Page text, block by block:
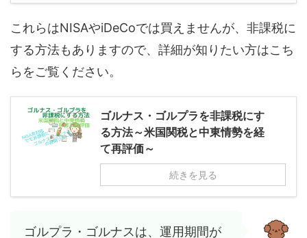
これらはNISAやiDeCoでは買えませんが、非課税に
する方法もありますので、詳細が知りたい方はこち
らをご覧ください。
ゴルナス・ゴルプラを非課税にす
る方法～米国関税と中東情勢を経
て再評価～
続きを見る
ゴルプラ・ゴルナスは、運用期間が